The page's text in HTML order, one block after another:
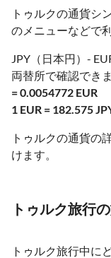
トゥルクの通貨シ
のメニューなどで
JPY（日本円）-
両替所で確認でき
= 0.0054772 EUR
1 EUR = 182.575
トゥルクの通貨の
けます。
トゥルク旅行
トゥルク旅行中に